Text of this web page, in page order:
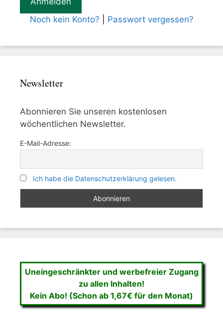
Noch kein Konto? Passwort vergessen?
Newsletter
Abonnieren Sie unseren kostenlosen
wöchentlichen Newsletter.
E-Mail-Adresse:
Ich habe die Datenschutzerklärung gelesen.
Uneingeschränkter und werbefreier Zugang
zu allen Inhalten!
Kein Abo! (Schon ab 1,67€ für den Monat)